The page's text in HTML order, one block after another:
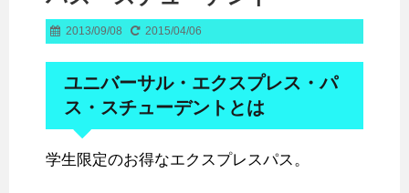
2013/09/08 2015/04/06
ユニバーサル・エクスプレス・パ
ス・スチューデントとは
学生限定のお得なエクスプレスパス。